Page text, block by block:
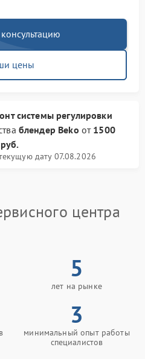
цены
системы регулировки
блендер Beko от 1500
руб.
дату 07.08.2026
центра
5
лет на рынке
3
минимальный опыт работы
специалистов